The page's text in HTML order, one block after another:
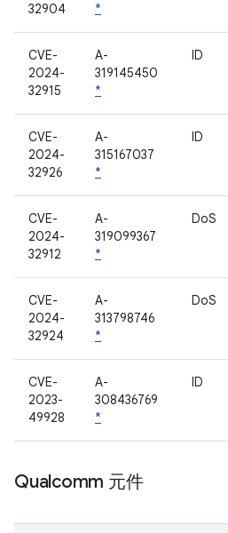
32904
*
CVE-
2024-
32915
A-
319145450
*
ID
CVE-
2024-
32926
A-
315167037
*
ID
CVE-
2024-
32912
A-
319099367
*
DoS
CVE-
2024-
32924
A-
313798746
*
DoS
CVE-
2023-
49928
A-
308436769
*
ID
Qualcomm 元件